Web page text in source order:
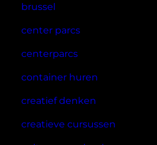
brussel
center parcs
centerparcs
container huren
creatief denken
creatieve cursussen